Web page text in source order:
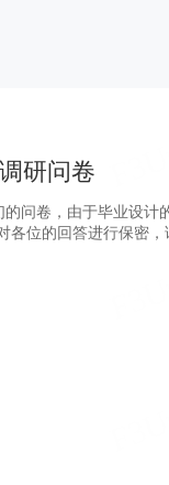
研问卷
问卷，由于毕业设计
各位的回答进行保密